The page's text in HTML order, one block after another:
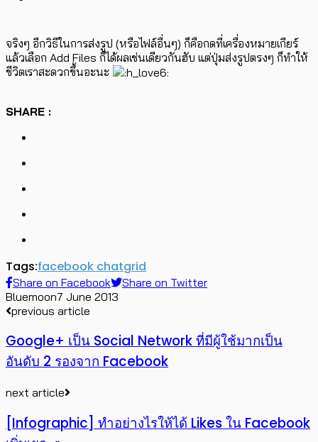
จริงๆ อีกวิธีในการส่งรูป (หรือไฟล์อื่นๆ) ก็คือกดที่เครื่องหมายเกียร์
แล้วเลือก Add Files ก็ได้ผลเช่นเดียวกันฮับ แต่ปุ่มส่งรูปตรงๆ ก็ทำให้
ชีวิตเราสะดวกขึ้นอะนะ
SHARE :
Tags:facebook chatgrid
Share on Facebook
Share on Twitter
Bluemoon7 June 2013
previous article
Google+ เป็น Social Network ที่มีผู้ใช้มากเป็น
อันดับ 2 รองจาก Facebook
next article
[Infographic] ทำอย่างไรให้ได้ Likes ใน Facebook